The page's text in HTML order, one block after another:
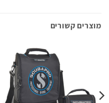
מוצרים קשורים